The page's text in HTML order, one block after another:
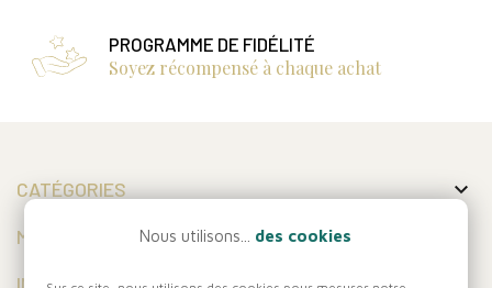
PROGRAMME DE FIDÉLITÉ
Soyez récompensé à chaque achat
CATÉGORIES 
MON COMPTE Nous utilisons... des cookies